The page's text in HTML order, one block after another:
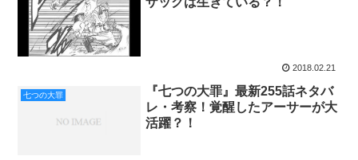
2018.02.21
七つの大罪
『七つの大罪』最新255話ネタバ
レ・考察！覚醒したアーサーが大
活躍？！